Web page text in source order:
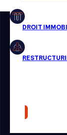
Restructuring
Presse